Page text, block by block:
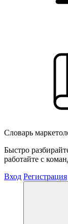
Словарь
Быстро
работайте с
Вход Регистрация